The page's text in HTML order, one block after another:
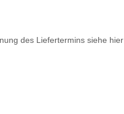
des Liefertermins siehe hier